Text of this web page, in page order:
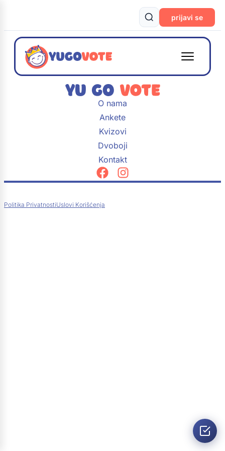
prijavi se
O nama
Ankete
Kvizovi
Dvoboji
Kontakt
Politika PrivatnostiUslovi Korišćenja